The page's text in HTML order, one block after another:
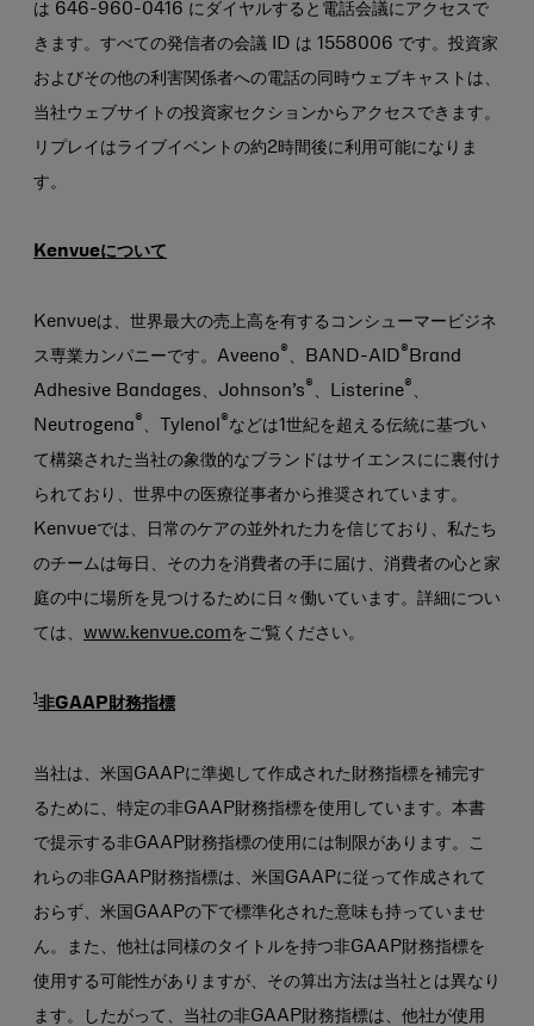
は 646-960-0416 にダイヤルすると電話会議にアクセスで
きます。すべての発信者の会議 ID は 1558006 です。投資家
およびその他の利害関係者への電話の同時ウェブキャストは、
当社ウェブサイトの投資家セクションからアクセスできます。
リプレイはライブイベントの約2時間後に利用可能になりま
す。
Kenvueについて
Kenvueは、世界最大の売上高を有するコンシューマービジネ
ス専業カンパニーです。Aveeno ® 、BAND-AID ® Brand
Adhesive Bandages、Johnson’s ® 、Listerine® 、
Neutrogena ® 、Tylenol ® などは1世紀を超える伝統に基づい
て構築された当社の象徴的なブランドはサイエンスにに裏付け
られており、世界中の医療従事者から推奨されています。
Kenvueでは、日常のケアの並外れた力を信じており、私たち
のチームは毎日、その力を消費者の手に届け、消費者の心と家
庭の中に場所を見つけるために日々働いています。詳細につい
ては、 www.kenvue.com をご覧ください。
1 非GAAP財務指標
当社は、米国GAAPに準拠して作成された財務指標を補完す
るために、特定の非GAAP財務指標を使用しています。本書
で提示する非GAAP財務指標の使用には制限があります。こ
れらの非GAAP財務指標は、米国GAAPに従って作成されて
おらず、米国GAAPの下で標準化された意味も持っていませ
ん。また、他社は同様のタイトルを持つ非GAAP財務指標を
使用する可能性がありますが、その算出方法は当社とは異なり
ます。したがって、当社の非GAAP財務指標は、他社が使用